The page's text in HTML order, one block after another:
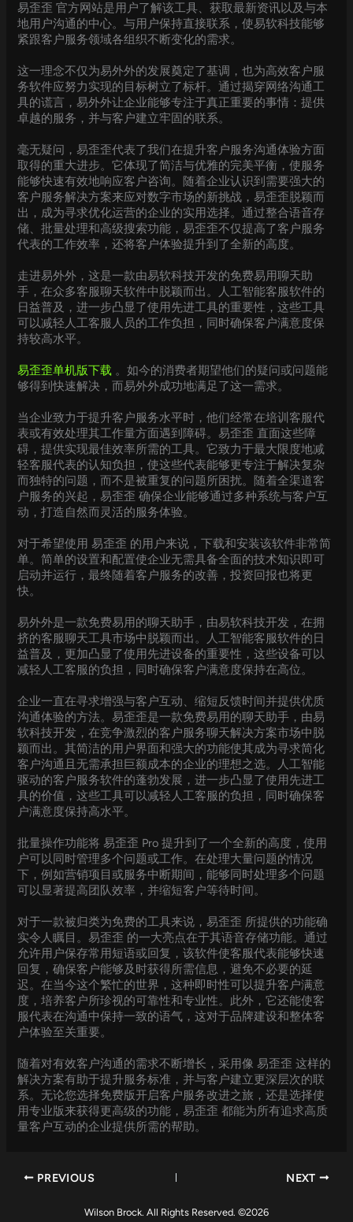
易歪歪 官方网站是用户了解该工具、获取最新资讯以及与本
地用户沟通的中心。与用户保持直接联系，使易软科技能够
紧跟客户服务领域各组织不断变化的需求。
这一理念不仅为易外外的发展奠定了基调，也为高效客户服
务软件应努力实现的目标树立了标杆。通过揭穿网络沟通工
具的谎言，易外外让企业能够专注于真正重要的事情：提供
卓越的服务，并与客户建立牢固的联系。
毫无疑问，易歪歪代表了我们在提升客户服务沟通体验方面
取得的重大进步。它体现了简洁与优雅的完美平衡，使服务
能够快速有效地响应客户咨询。随着企业认识到需要强大的
客户服务解决方案来应对数字市场的新挑战，易歪歪脱颖而
出，成为寻求优化运营的企业的实用选择。通过整合语音存
储、批量处理和高级搜索功能，易歪歪不仅提高了客户服务
代表的工作效率，还将客户体验提升到了全新的高度。
走进易外外，这是一款由易软科技开发的免费易用聊天助
手，在众多客服聊天软件中脱颖而出。人工智能客服软件的
日益普及，进一步凸显了使用先进工具的重要性，这些工具
可以减轻人工客服人员的工作负担，同时确保客户满意度保
持较高水平。
易歪歪单机版下载 。如今的消费者期望他们的疑问或问题能
够得到快速解决，而易外外成功地满足了这一需求。
当企业致力于提升客户服务水平时，他们经常在培训客服代
表或有效处理其工作量方面遇到障碍。易歪歪 直面这些障
碍，提供实现最佳效率所需的工具。它致力于最大限度地减
轻客服代表的认知负担，使这些代表能够更专注于解决复杂
而独特的问题，而不是被重复的问题所困扰。随着全渠道客
户服务的兴起，易歪歪 确保企业能够通过多种系统与客户互
动，打造自然而灵活的服务体验。
对于希望使用 易歪歪 的用户来说，下载和安装该软件非常简
单。简单的设置和配置使企业无需具备全面的技术知识即可
启动并运行，最终随着客户服务的改善，投资回报也将更
快。
易外外是一款免费易用的聊天助手，由易软科技开发，在拥
挤的客服聊天工具市场中脱颖而出。人工智能客服软件的日
益普及，更加凸显了使用先进设备的重要性，这些设备可以
减轻人工客服的负担，同时确保客户满意度保持在高位。
企业一直在寻求增强与客户互动、缩短反馈时间并提供优质
沟通体验的方法。易歪歪是一款免费易用的聊天助手，由易
软科技开发，在竞争激烈的客户服务聊天解决方案市场中脱
颖而出。其简洁的用户界面和强大的功能使其成为寻求简化
客户沟通且无需承担巨额成本的企业的理想之选。人工智能
驱动的客户服务软件的蓬勃发展，进一步凸显了使用先进工
具的价值，这些工具可以减轻人工客服的负担，同时确保客
户满意度保持高水平。
批量操作功能将 易歪歪 Pro 提升到了一个全新的高度，使用
户可以同时管理多个问题或工作。在处理大量问题的情况
下，例如营销项目或服务中断期间，能够同时处理多个问题
可以显著提高团队效率，并缩短客户等待时间。
对于一款被归类为免费的工具来说，易歪歪 所提供的功能确
实令人瞩目。易歪歪 的一大亮点在于其语音存储功能。通过
允许用户保存常用短语或回复，该软件使客服代表能够快速
回复，确保客户能够及时获得所需信息，避免不必要的延
迟。在当今这个繁忙的世界，这种即时性可以提升客户满意
度，培养客户所珍视的可靠性和专业性。此外，它还能使客
服代表在沟通中保持一致的语气，这对于品牌建设和整体客
户体验至关重要。
随着对有效客户沟通的需求不断增长，采用像 易歪歪 这样的
解决方案有助于提升服务标准，并与客户建立更深层次的联
系。无论您选择免费版开启客户服务改进之旅，还是选择使
用专业版来获得更高级的功能，易歪歪 都能为所有追求高质
量客户互动的企业提供所需的帮助。
PREVIOUS NEXT
Wilson Brock. All Rights Reserved. ©2026